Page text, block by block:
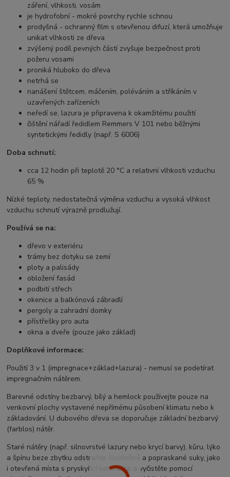
záření, vlhkosti, vosám
je hydrofobní - mokré povrchy rychle schnou
prodyšná - ochranný film s otevřenou difuzí, která umožňuje
unikat vlhkosti ze dřeva
zvýšený podíl pevných částí zvyšuje bezpečnost proti
požeru vosami
proniká hluboko do dřeva
netrhá se
nanášení štětcem, máčením, poléváním a stříkáním v
uzavřených zařízeních
neředí se, lazura je připravena k okamžitému použití
čištění nářadí ředidlem Remmers V 101 nebo běžnými
syntetickými ředidly (např. S 6006)
Doba schnutí:
cca 12 hodin při teplotě 20 °C a relativní vlhkosti vzduchu
65 %
Nízké teploty, nedostatečná výměna vzduchu a vysoká vlhkost
vzduchu schnutí výrazně prodlužují.
Používá se na:
dřevo v exteriéru
trámy bez dotyku se zemí
ploty a palisády
obložení fasád
podbití střech
okenice a balkónová zábradlí
pergoly a zahradní domky
přístřešky pro auta
okna a dveře (pouze jako základ)
Doplňkové informace:
Použití 3 v 1 (impregnace+základ+lazura) - nemusí se podetírat
impregnačním nátěrem.
Barevné odstíny bezbarvý, bílý a hemlock používejte pouze na
venkovní plochy vystavené nepřímému působení klimatu nebo k
základování. U dubového dřeva se doporučuje základní bezbarvý
(farblos) nátěr.
Staré nátěry (např. silnovrstvé lazury nebo krycí barvy), kůru, lýko
a špínu beze zbytku odstraňte. Uvolněné a popraskané suky, jako
i otevřená místa s pryskyřicí odstraňte a vyčistěte pomocí